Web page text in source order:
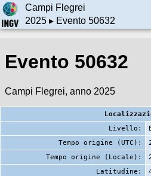
Campi Flegrei
2025▸ Evento 50632
Evento 50632
Campi Flegrei, anno 2025
Livello:
Tempo origine (UTC):
Tempo origine (Locale):
Latitudine: